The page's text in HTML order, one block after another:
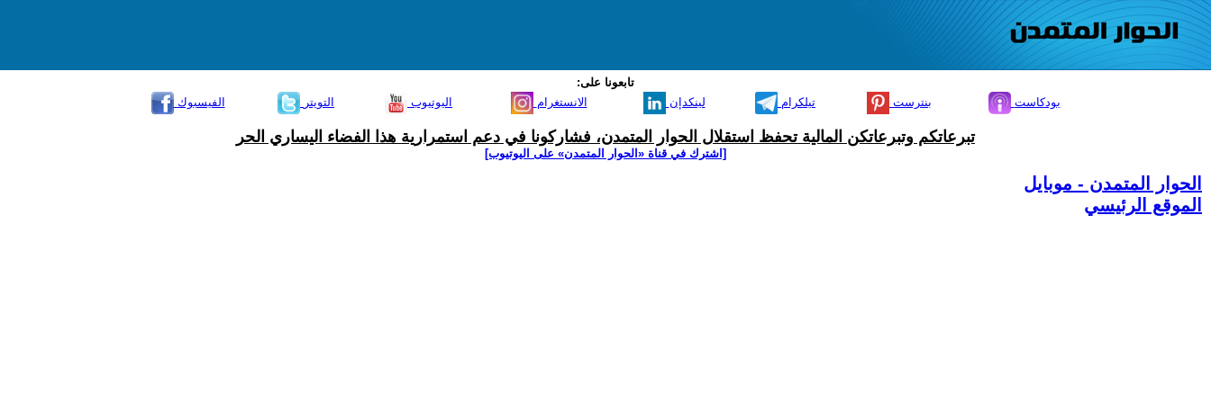
تابعونا على:
الفيسبوك
التويتر اليوتيوب الانستغرام لينكدإن تيلكرام بنترست بودكاست
تبرعاتكم وتبرعاتكن المالية تحفظ استقلال الحوار المتمدن، فشاركونا في دعم استمرارية هذا الفضاء اليساري الحر
[اشترك في قناة ‫«الحوار المتمدن» على اليوتيوب]
الحوار المتمدن - موبايل
الموقع الرئيسي